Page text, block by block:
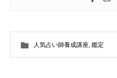
人気占い師養成講座 鑑定